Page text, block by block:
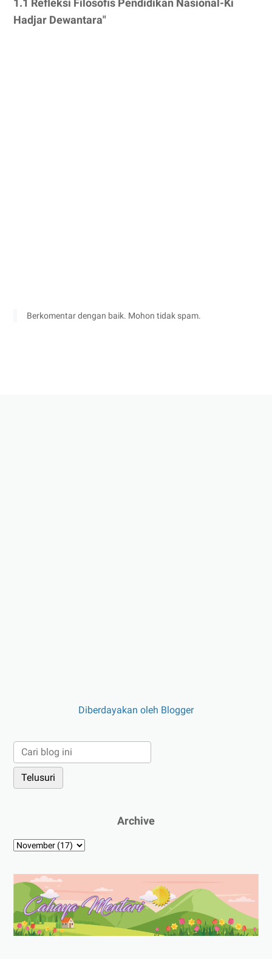
Hadjar Dewantara"
Berkomentar dengan baik. Mohon tidak spam.
Diberdayakan oleh Blogger
Archive